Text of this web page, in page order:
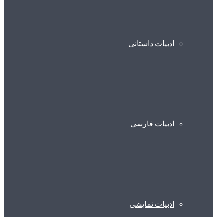
ادبیات داستانی
ادبیات فارسی
ادبیات نمایشی